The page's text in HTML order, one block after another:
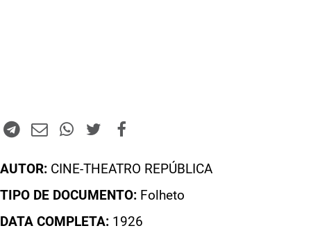
AUTOR: CINE-THEATRO REPÚBLICA
TIPO DE DOCUMENTO: Folheto
DATA COMPLETA: 1926